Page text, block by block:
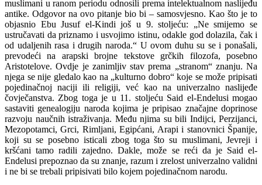
muslimani u ranom periodu odnosili prema intelektualnom naslijeđu
antike. Odgovor na ovo pitanje bio bi – samosvjesno. Kao što je to
objasnio Ebu Jusuf el-Kindi još u 9. stoljeću: „Ne smijemo se
ustručavati da priznamo i usvojimo istinu, odakle god dolazila, čak i
od udaljenih rasa i drugih naroda.“ U ovom duhu su se i ponašali,
prevodeći na arapski brojne tekstove grčkih filozofa, posebno
Aristotelove. Ovdje je zanimljiv stav prema „stranom“ znanju. Na
njega se nije gledalo kao na „kulturno dobro“ koje se može pripisati
pojedinačnoj naciji ili religiji, već kao na univerzalno naslijeđe
čovječanstva. Zbog toga je u 11. stoljeću Said el-Endelusi mogao
sastaviti genealogiju naroda kojima je pripisao značajne doprinose
razvoju naučnih istraživanja. Među njima su bili Indijci, Perzijanci,
Mezopotamci, Grci, Rimljani, Egipćani, Arapi i stanovnici Španije,
koji su se posebno isticali zbog toga što su muslimani, Jevreji i
kršćani tamo radili zajedno. Dakle, može se reći da je Said el-
Endelusi prepoznao da su znanje, razum i zrelost univerzalno validni
i ne bi se trebali pripisivati bilo kojem pojedinačnom narodu.